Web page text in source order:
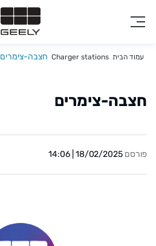
עמוד הבית Charger stations חצבה-צימרים
חצבה-צימרים
פורסם 18/02/2025 | 14:06